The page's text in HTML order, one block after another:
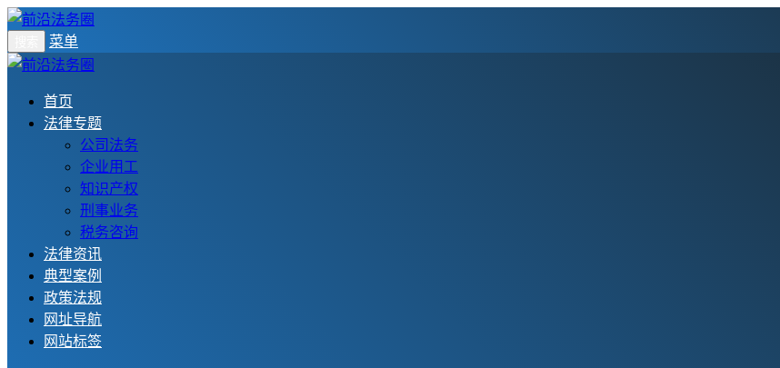
菜单
首页
法律专题
公司法务
企业用工
知识产权
刑事业务
税务咨询
法律资讯
典型案例
政策法规
网址导航
网站标签